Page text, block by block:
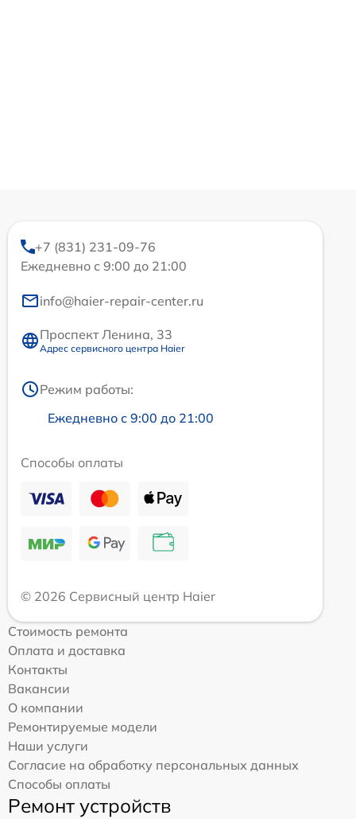
+7 (831) 231-09-76
Ежедневно с 9:00 до 21:00
info@haier-repair-center.ru
Проспект Ленина, 33
Адрес сервисного центра Haier
Режим работы:
Ежедневно с 9:00 до 21:00
Способы оплаты
© 2026 Сервисный центр Haier
Стоимость ремонта
Оплата и доставка
Контакты
Вакансии
О компании
Ремонтируемые модели
Наши услуги
Согласие на обработку персональных данных
Способы оплаты
Ремонт устройств